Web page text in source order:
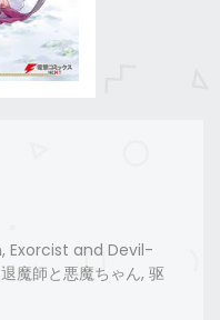
and Devil-
魔師と悪魔ちゃん, 驱